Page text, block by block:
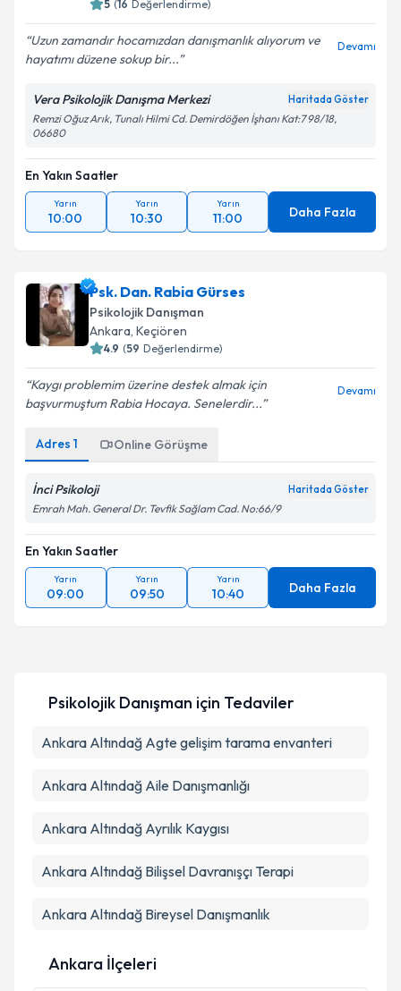
5 (16 Değerlendirme)
Uzun zamandır hocamızdan danışmanlık alıyorum ve
hayatımı düzene sokup bir...
Devamı
Vera Psikolojik Danışma Merkezi Haritada Göster
Remzi Oğuz Arık, Tunalı Hilmi Cd. Demirdöğen İşhanı Kat:7 98/18,
06680
En Yakın Saatler
Yarın
10:00
Yarın
10:30
Yarın
11:00 Daha Fazla
Psk. Dan. Rabia Gürses
Psikolojik Danışman
Ankara, Keçiören
4.9 (59 Değerlendirme)
Kaygı problemim üzerine destek almak için
başvurmuştum Rabia Hocaya. Senelerdir...
Devamı
Adres 1 Online Görüşme
İnci Psikoloji Haritada Göster
Emrah Mah. General Dr. Tevfik Sağlam Cad. No:66/9
En Yakın Saatler
Yarın
09:00
Yarın
09:50
Yarın
10:40 Daha Fazla
Psikolojik Danışman için Tedaviler
Ankara Altındağ Agte gelişim tarama envanteri
Ankara Altındağ Aile Danışmanlığı
Ankara Altındağ Ayrılık Kaygısı
Ankara Altındağ Bilişsel Davranışçı Terapi
Ankara Altındağ Bireysel Danışmanlık
Ankara İlçeleri